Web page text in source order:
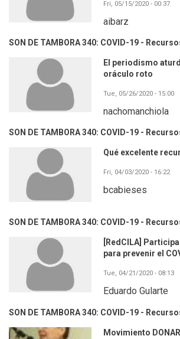
Fri, 05/15/2020 - 00:37
aibarz
SON DE TAMBORA 340: COVID-19 -
El periodismo
oráculo roto
Tue, 05/26/2020 - 15:00
nachomanchiola
SON DE TAMBORA 340: COVID-19 -
Qué excelente
Fri, 04/03/2020 - 16:22
bcabieses
SON DE TAMBORA 340: COVID-19 -
[RedCILA]
para prevenir el
Tue, 04/21/2020 - 08:13
Eduardo Gularte
SON DE TAMBORA 340: COVID-19 -
Movimiento